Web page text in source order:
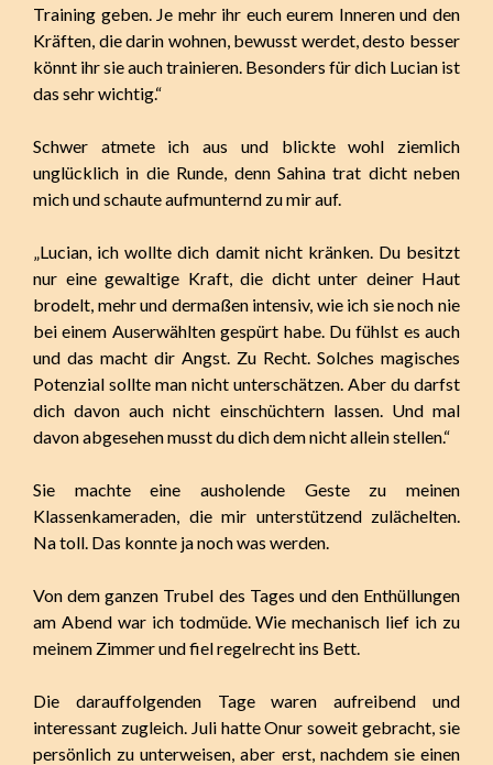
Training geben. Je mehr ihr euch eurem Inneren und den
Kräften, die darin wohnen, bewusst werdet, desto besser
könnt ihr sie auch trainieren. Besonders für dich Lucian ist
das sehr wichtig.“
Schwer atmete ich aus und blickte wohl ziemlich
unglücklich in die Runde, denn Sahina trat dicht neben
mich und schaute aufmunternd zu mir auf.
„Lucian, ich wollte dich damit nicht kränken. Du besitzt
nur eine gewaltige Kraft, die dicht unter deiner Haut
brodelt, mehr und dermaßen intensiv, wie ich sie noch nie
bei einem Auserwählten gespürt habe. Du fühlst es auch
und das macht dir Angst. Zu Recht. Solches magisches
Potenzial sollte man nicht unterschätzen. Aber du darfst
dich davon auch nicht einschüchtern lassen. Und mal
davon abgesehen musst du dich dem nicht allein stellen.“
Sie machte eine ausholende Geste zu meinen
Klassenkameraden, die mir unterstützend zulächelten.
Na toll. Das konnte ja noch was werden.
Von dem ganzen Trubel des Tages und den Enthüllungen
am Abend war ich todmüde. Wie mechanisch lief ich zu
meinem Zimmer und fiel regelrecht ins Bett.
Die darauffolgenden Tage waren aufreibend und
interessant zugleich. Juli hatte Onur soweit gebracht, sie
persönlich zu unterweisen, aber erst, nachdem sie einen